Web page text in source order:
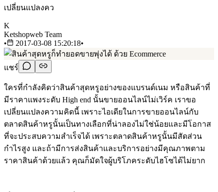
เปลี่ยนแปลงคว
K
Ketshopweb Team
•
2017-03-08 15:20:18•
แชร์
ใครที่กำลังคิดว่าสินค้าสุดหรูอย่างของแบรนด์เนม หรือสินค้าที่
มีราคาแพงระดับ High end นั้นขายออนไลน์ไม่เวิร์ค เราขอ
เปลี่ยนแปลงความคิดนี้ เพราะไอเดียในการขายออนไลน์กับ
ตลาดสินค้าหรูนั้นเป็นทางเลือกที่น่าลองไม่ใช่น้อยและมีโอกาส
ที่จะประสบความสำเร็จได้ เพราะตลาดสินค้าหรูนั้นมีสัดส่วน
กำไรสูง และถ้ามีการส่งสินค้าและบริการอย่างมีคุณภาพตาม
ราคาสินค้าด้วยแล้ว คุณก็มัดใจผู้บริโภคระดับไฮโซได้ไม่ยาก